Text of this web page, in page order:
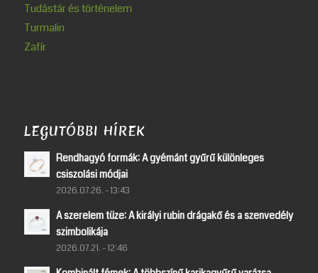
Tudástár és történelem
Turmalin
Zafír
LEGUTÓBBI HÍREK
Rendhagyó formák: A gyémánt gyűrű különleges
csiszolási módjai
2026.07.26. - 13:43
A szerelem tüze: A királyi rubin drágakő és a szenvedély
szimbolikája
2026.07.21. - 12:46